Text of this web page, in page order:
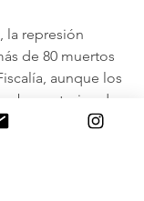
la represión
de 80 muertos
aunque los
observatorios de
trabajan en los